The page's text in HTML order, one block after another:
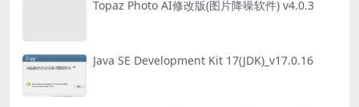
Topaz Photo AI修改版(图片降噪软件) v4.0.3
Java SE Development Kit 17(JDK)_v17.0.16